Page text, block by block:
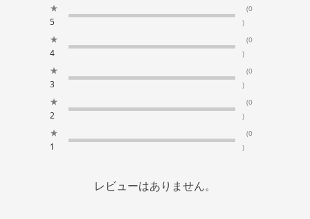
★
5
(0
)
★
4
(0
)
★
3
(0
)
★
2
(0
)
★
1
(0
)
レビューはありません。